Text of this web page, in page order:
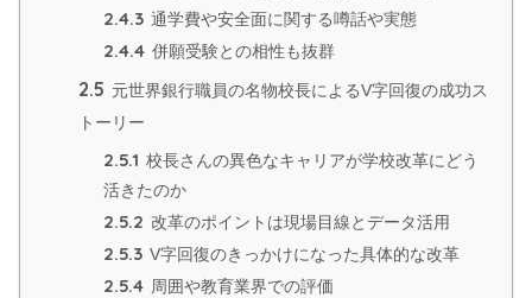
2.4.3 通学費や安全面に関する噂話や実態
2.4.4 併願受験との相性も抜群
2.5 元世界銀行職員の名物校長によるV字回復の成功ス
トーリー
2.5.1 校長さんの異色なキャリアが学校改革にどう
活きたのか
2.5.2 改革のポイントは現場目線とデータ活用
2.5.3 V字回復のきっかけになった具体的な改革
2.5.4 周囲や教育業界での評価